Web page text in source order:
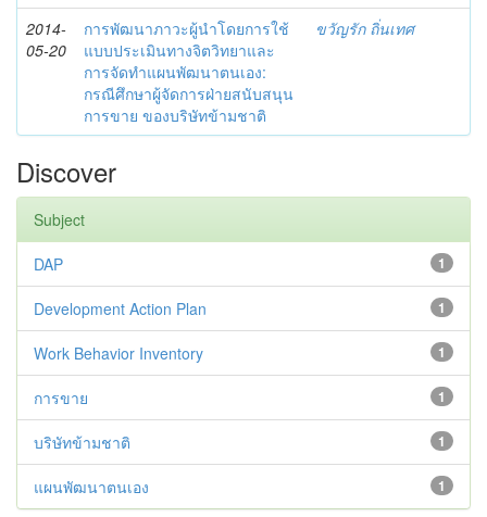
2014-
05-20
การพัฒนาภาวะผู้นำโดยการใช้
แบบประเมินทางจิตวิทยาและ
การจัดทำแผนพัฒนาตนเอง:
กรณีศึกษาผู้จัดการฝ่ายสนับสนุน
การขาย ของบริษัทข้ามชาติ
ขวัญรัก ถิ่นเทศ
Discover
Subject
1
DAP
1
Development Action Plan
1
Work Behavior Inventory
1
การขาย
1
บริษัทข้ามชาติ
1
แผนพัฒนาตนเอง